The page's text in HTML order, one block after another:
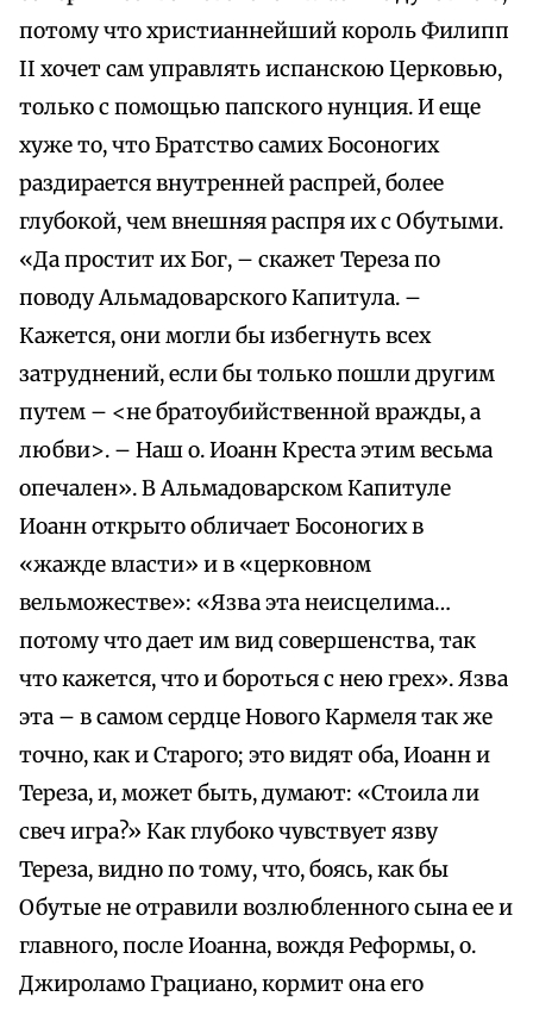
потому что христианнейший король Филипп
II хочет сам управлять испанскою Церковью,
только с помощью папского нунция. И еще
хуже то, что Братство самих Босоногих
раздирается внутренней распрей, более
глубокой, чем внешняя распря их с Обутыми.
«Да простит их Бог, – скажет Тереза по
поводу Альмадоварского Капитула. –
Кажется, они могли бы избегнуть всех
затруднений, если бы только пошли другим
путем – <не братоубийственной вражды, а
любви>. – Наш о. Иоанн Креста этим весьма
опечален». В Альмадоварском Капитуле
Иоанн открыто обличает Босоногих в
«жажде власти» и в «церковном
вельможестве»: «Язва эта неисцелима…
потому что дает им вид совершенства, так
что кажется, что и бороться с нею грех». Язва
эта – в самом сердце Нового Кармеля так же
точно, как и Старого; это видят оба, Иоанн и
Тереза, и, может быть, думают: «Стоила ли
свеч игра?» Как глубоко чувствует язву
Тереза, видно по тому, что, боясь, как бы
Обутые не отравили возлюбленного сына ее и
главного, после Иоанна, вождя Реформы, о.
Джироламо Грациано, кормит она его